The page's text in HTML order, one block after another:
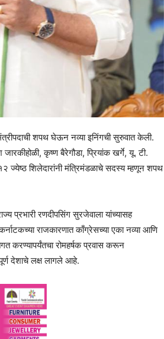
शपथ घेऊन नव्या इनिंगची सुरुवात केली.
कृष्ण बैरेगौडा, प्रियांक खर्गे, यू. टी.
ज्येष्ठ शिलेदारांनी मंत्रिमंडळाचे सदस्य म्हणून शपथ
प्रभारी रणदीपसिंग सुरजेवाला यांच्यासह
राजकारणात काँग्रेसच्या एका नव्या आणि
करण्यापर्यंतचा रोमहर्षक प्रवास करून
देशाचे लक्ष लागले आहे.